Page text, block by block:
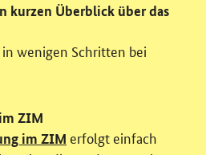
kurzen Überblick über das
in wenigen Schritten bei
ZIM
im ZIM erfolgt einfach